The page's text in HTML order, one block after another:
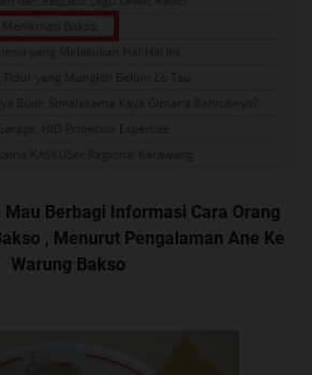
Mau Berbagi Informasi Cara Orang
, Menurut Pengalaman Ane Ke
Warung Bakso